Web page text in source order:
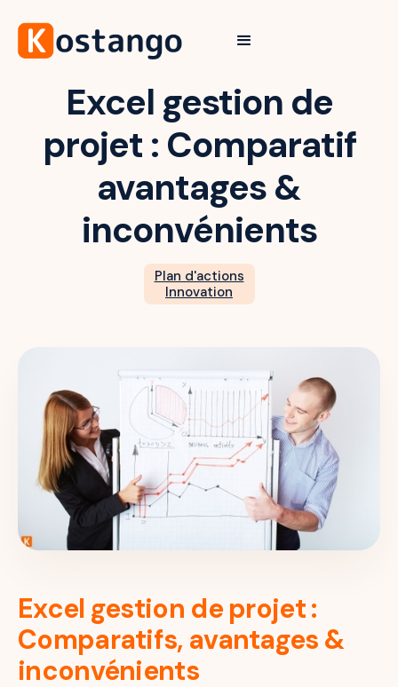
Excel gestion de
projet : Comparatif
avantages &
inconvénients
Plan d'actions
Innovation
Excel gestion de projet :
Comparatifs, avantages &
inconvénients